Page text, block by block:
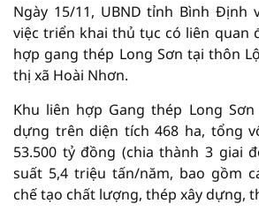
Ngày 15/11, UBND tỉnh Bình Định
việc triển khai thủ tục có liên quan
hợp gang thép Long Sơn tại thôn
thị xã Hoài Nhơn.
Khu liên hợp Gang thép Long
dựng trên diện tích 468 ha, tổng
53.500 tỷ đồng (chia thành 3 giai
suất 5,4 triệu tấn/năm, bao gồm
chế tạo chất lượng, thép xây dựng,